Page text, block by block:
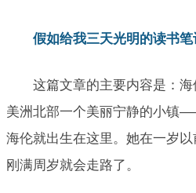
假如给我三天光明的读书笔
这篇文章的主要内容是：
美洲北部一个美丽宁静的小镇
海伦就出生在这里。她在一岁以
刚满周岁就会走路了。